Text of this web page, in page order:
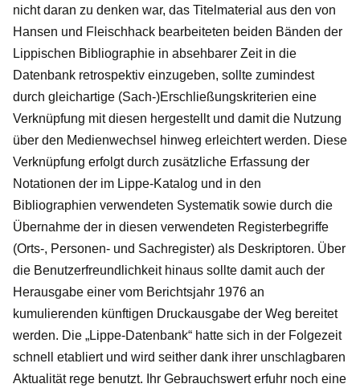
nicht daran zu denken war, das Titelmaterial aus den von
Hansen und Fleischhack bearbeiteten beiden Bänden der
Lippischen Bibliographie in absehbarer Zeit in die
Datenbank retrospektiv einzugeben, sollte zumindest
durch gleichartige (Sach-)Erschließungskriterien eine
Verknüpfung mit diesen hergestellt und damit die Nutzung
über den Medienwechsel hinweg erleichtert werden. Diese
Verknüpfung erfolgt durch zusätzliche Erfassung der
Notationen der im Lippe-Katalog und in den
Bibliographien verwendeten Systematik sowie durch die
Übernahme der in diesen verwendeten Registerbegriffe
(Orts-, Personen- und Sachregister) als Deskriptoren. Über
die Benutzerfreundlichkeit hinaus sollte damit auch der
Herausgabe einer vom Berichtsjahr 1976 an
kumulierenden künftigen Druckausgabe der Weg bereitet
werden. Die „Lippe-Datenbank“ hatte sich in der Folgezeit
schnell etabliert und wird seither dank ihrer unschlagbaren
Aktualität rege benutzt. Ihr Gebrauchswert erfuhr noch eine